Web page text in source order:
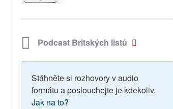
Podcast Britských listů
Stáhněte si rozhovory v audio
formátu a poslouchejte je kdekoliv.
Jak na to?